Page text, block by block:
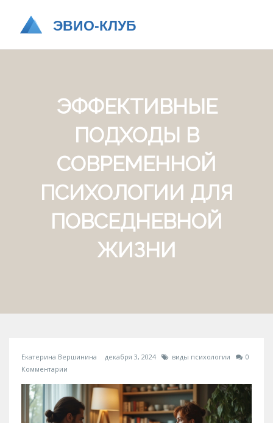
ЭФФЕКТИВНЫЕ
ПОДХОДЫ В
СОВРЕМЕННОЙ
ПСИХОЛОГИИ ДЛЯ
ПОВСЕДНЕВНОЙ
ЖИЗНИ
Екатерина Вершинина декабря 3, 2024 виды психологии
0
Комментарии